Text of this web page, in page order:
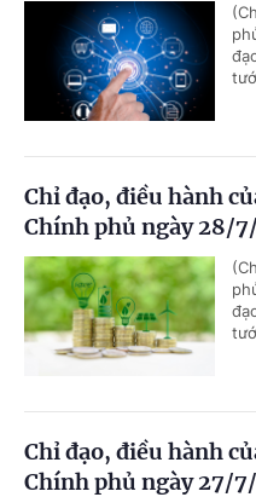
Chỉ đạo, điều hành
Chính phủ ngày 28/
Chỉ đạo, điều hành
Chính phủ ngày 27/